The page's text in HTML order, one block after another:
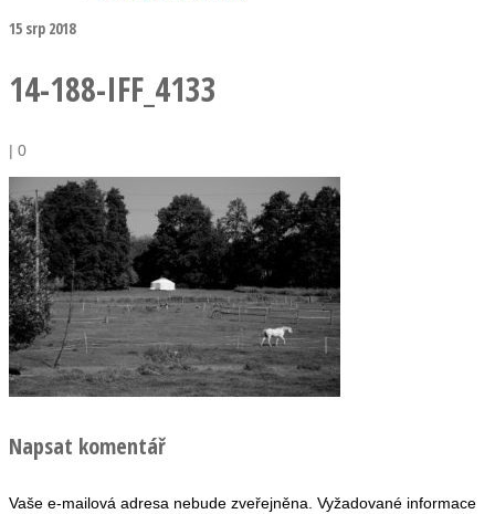
15 srp 2018
14-188-IFF_4133
| 0
Napsat komentář
Vaše e-mailová adresa nebude zveřejněna. Vyžadované informace